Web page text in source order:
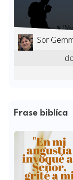
Frase biblíca